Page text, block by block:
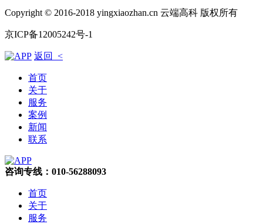
Copyright © 2016-2018 yingxiaozhan.cn 云端高科 版权所有
京ICP备12005242号-1
返回 <
首页
关于
服务
案例
新闻
联系
咨询专线：010-56288093
首页
关于
服务